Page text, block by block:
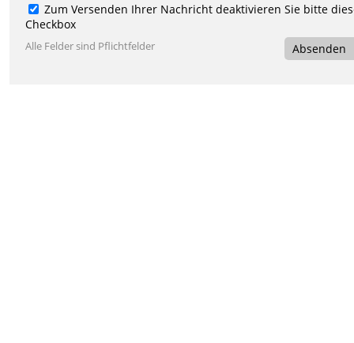
Zum Versenden Ihrer Nachricht deaktivieren Sie bitte
Checkbox
Alle Felder sind Pflichtfelder Absenden